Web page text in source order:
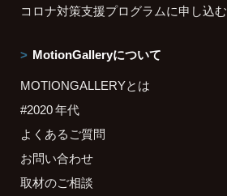
コロナ対策支援プログラムに申し込む
MotionGalleryについて
MOTIONGALLERYとは
#2020 年代
よくあるご質問
お問い合わせ
取材のご相談